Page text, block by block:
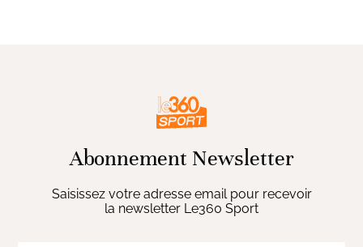
Abonnement Newsletter
Saisissez votre adresse email pour recevoir
la newsletter Le360 Sport